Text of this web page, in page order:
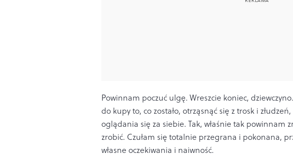
Powinnam poczuć ulgę. Wreszcie koniec,
do kupy to, co zostało, otrząsnąć się z trosk i
oglądania się za siebie. Tak, właśnie tak powinnam
zrobić. Czułam się totalnie przegrana i pokonana,
własne oczekiwania i naiwność.